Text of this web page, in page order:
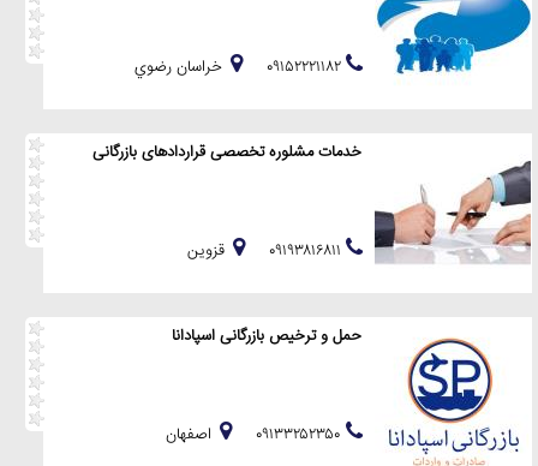
خراسان رضوي
خدمات مشلوره تخصصی قراردادهای بازرگانی
قزوين
حمل و ترخیص بازرگانی اسپادانا
اصفهان